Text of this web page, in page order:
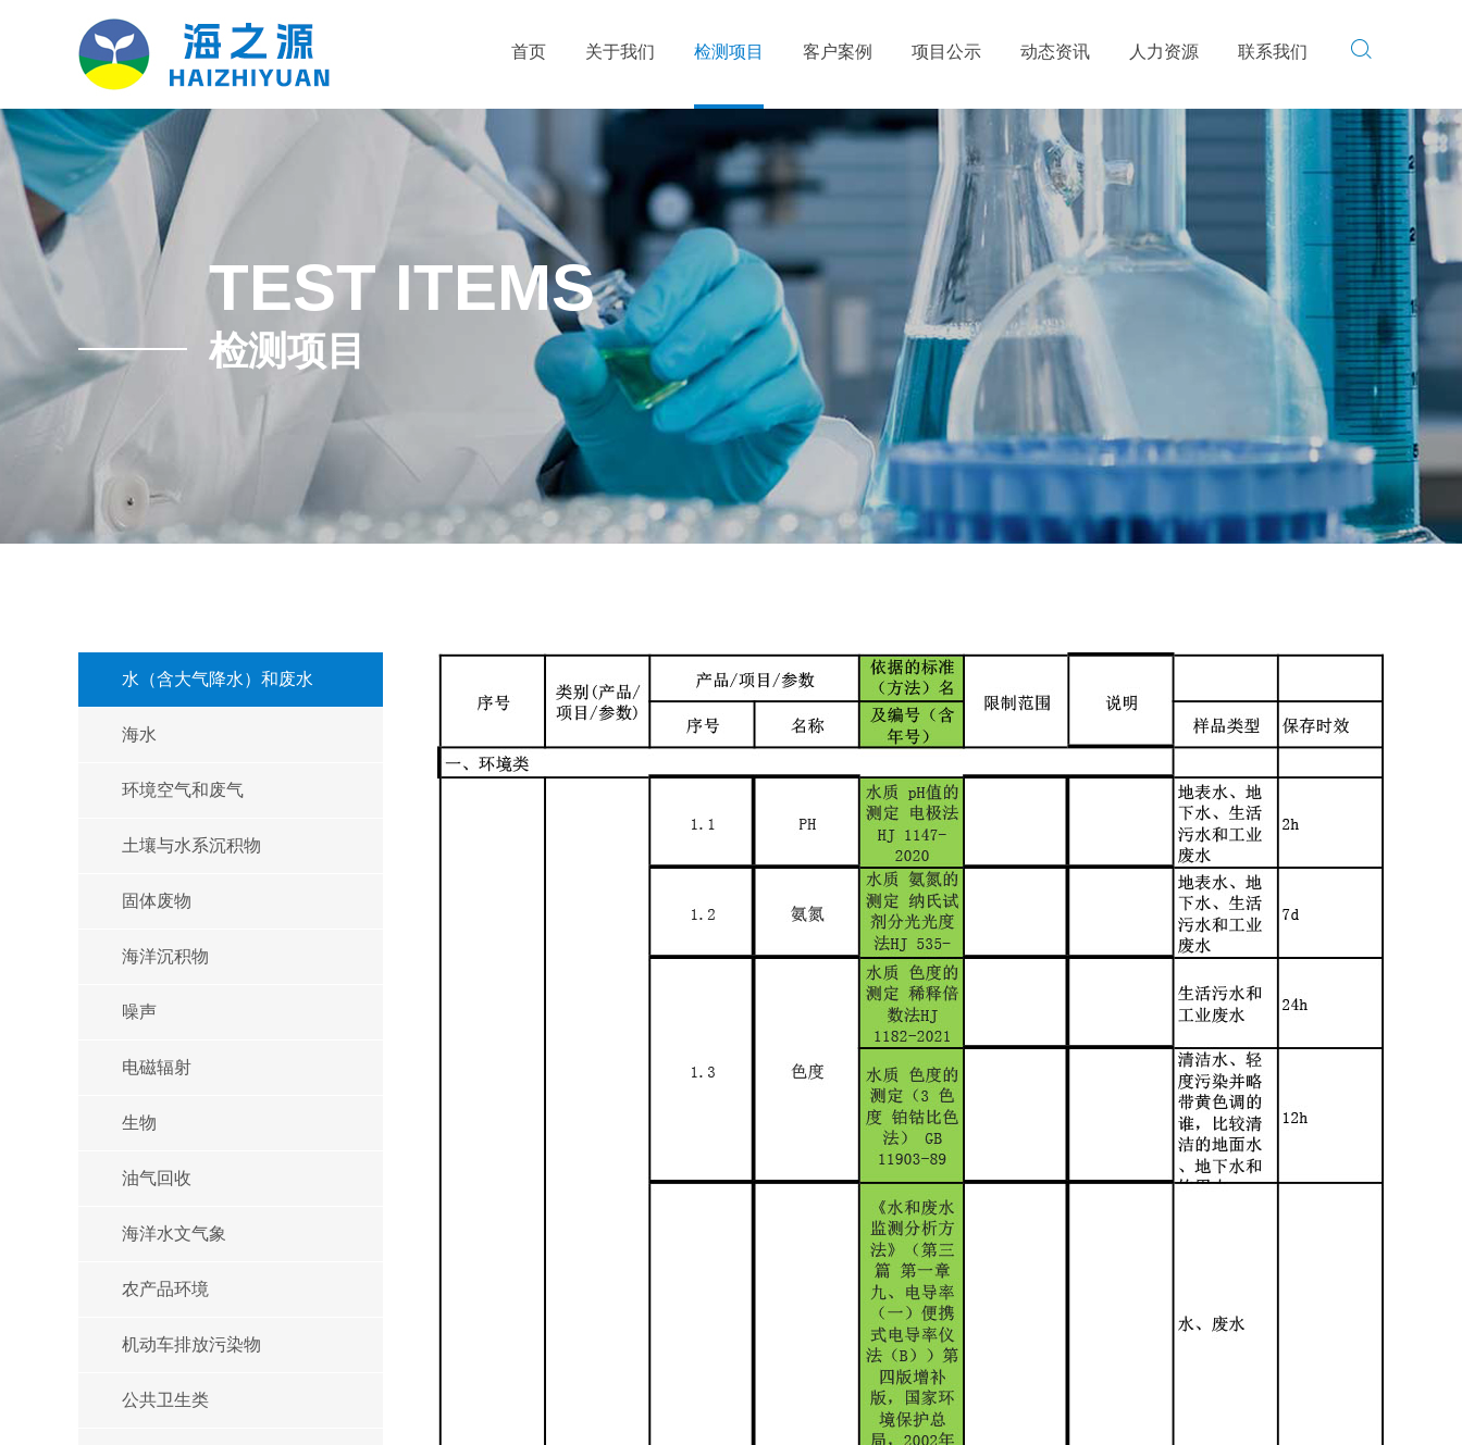
首页 关于我们 检测项目 客户案例 项目公示 动态资讯 人力资源 联系我们
TEST ITEMS
检测项目
水（含大气降水）和废水
海水
环境空气和废气
土壤与水系沉积物
固体废物
海洋沉积物
噪声
电磁辐射
生物
油气回收
海洋水文气象
农产品环境
机动车排放污染物
公共卫生类